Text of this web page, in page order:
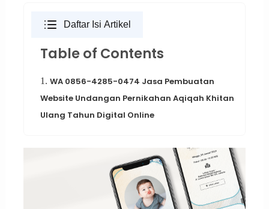
Daftar Isi Artikel
Table of Contents
1. WA 0856-4285-0474 Jasa Pembuatan
Website Undangan Pernikahan Aqiqah Khitan
Ulang Tahun Digital Online